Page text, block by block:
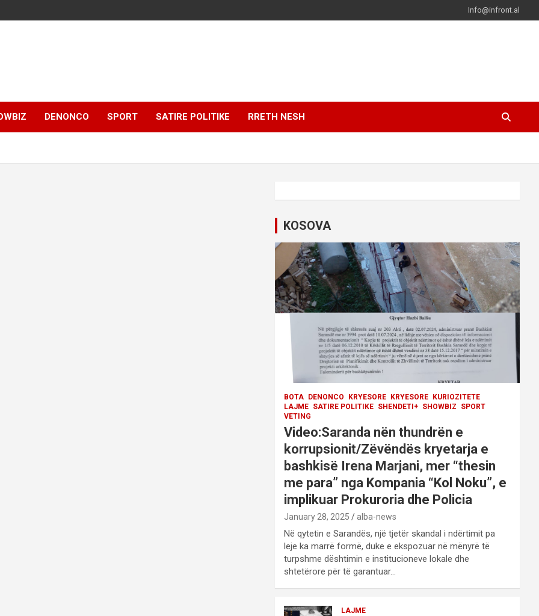
Info@infront.al
DENONCO SPORT SATIRE POLITIKE RRETH NESH
KOSOVA
BOTA DENONCO KRYESORE KRYESORE
KURIOZITETE
LAJME SATIRE POLITIKE SHENDETI+ SHOWBIZ
SPORT
VETING
Video:Saranda nën thundrën e
korrupsionit/Zëvëndës kryetarja e
bashkisë Irena Marjani, mer “thesin
me para” nga Kompania “Kol Noku”, e
implikuar Prokuroria dhe Policia
January 28, 2025 alba-news
Në qytetin e Sarandës, një tjetër skandal i ndërtimit pa
leje ka marrë formë, duke e ekspozuar në mënyrë të
turpshme dështimin e institucioneve lokale dhe
shtetërore për të garantuar…
LAJME